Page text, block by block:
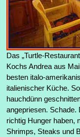
Das „Turtle-
Kochs Andrea aus
besten italo-
italienischer Küche.
hauchdünn
angepriesen. Schade.
richtig Hunger haben,
Shrimps, Steaks und